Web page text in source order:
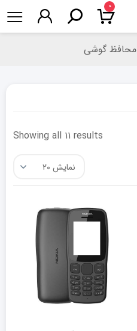
۰
محافظ گوشی
Showing all ۱۱ results